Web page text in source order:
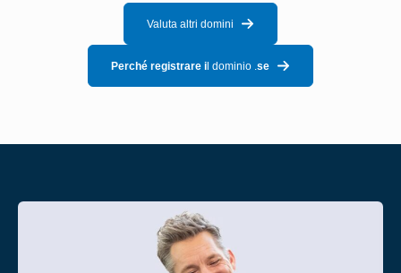
Valuta altri domini
Perché registrare il dominio . se